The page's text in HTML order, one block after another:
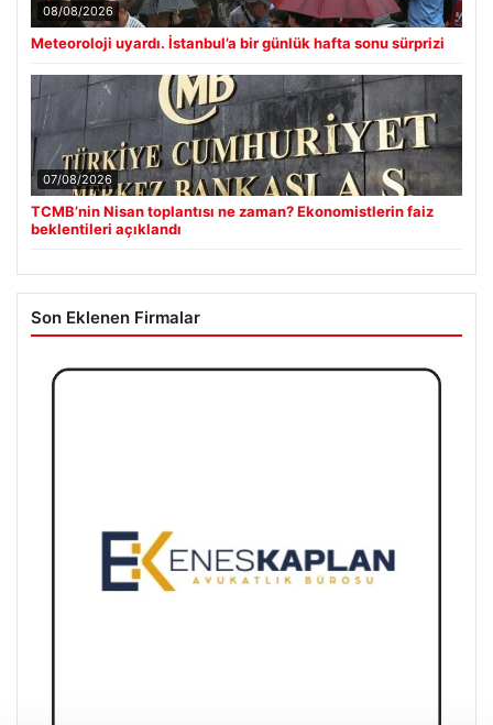
08/08/2026
Meteoroloji uyardı. İstanbul’a bir günlük hafta sonu sürprizi
07/08/2026
TCMB’nin Nisan toplantısı ne zaman? Ekonomistlerin faiz
beklentileri açıklandı
Son Eklenen Firmalar